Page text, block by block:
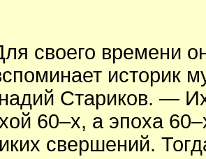
своего времени
историк
Стариков. —
60–х, а эпоха
свершений.